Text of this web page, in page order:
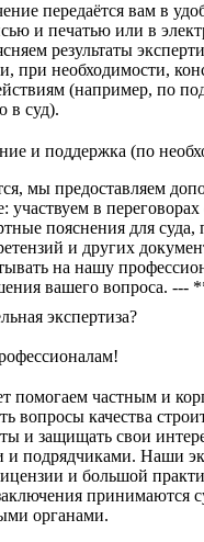
передаётся вам в
и печатью или в
результаты
при необходимости,
(например, по
в суд).
и поддержка (по
мы предоставляем
участвуем в
пояснения для суда,
и других
на нашу
вашего вопроса. ---
экспертиза?
помогаем частным и
вопросы качества
и защищать свои
и подрядчиками. Наши
и большой
принимаются
органами.